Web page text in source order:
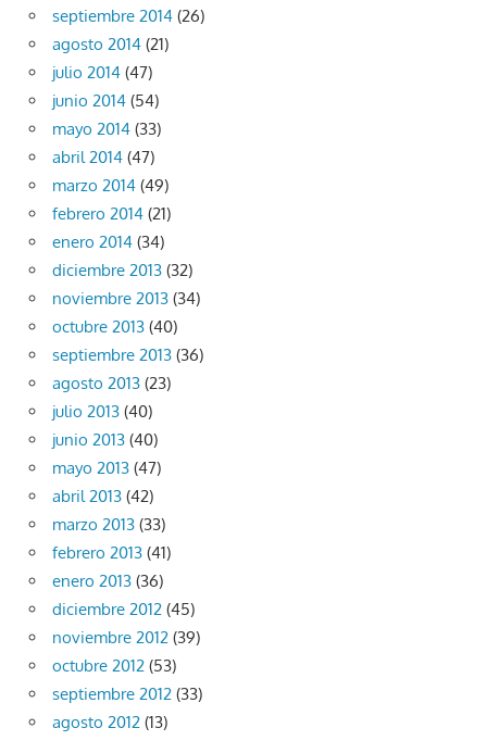
septiembre 2014 (26)
agosto 2014 (21)
julio 2014 (47)
junio 2014 (54)
mayo 2014 (33)
abril 2014 (47)
marzo 2014 (49)
febrero 2014 (21)
enero 2014 (34)
diciembre 2013 (32)
noviembre 2013 (34)
octubre 2013 (40)
septiembre 2013 (36)
agosto 2013 (23)
julio 2013 (40)
junio 2013 (40)
mayo 2013 (47)
abril 2013 (42)
marzo 2013 (33)
febrero 2013 (41)
enero 2013 (36)
diciembre 2012 (45)
noviembre 2012 (39)
octubre 2012 (53)
septiembre 2012 (33)
agosto 2012 (13)